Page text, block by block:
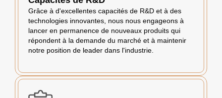
Grâce à d'excellentes capacités de R&D et à des
technologies innovantes, nous nous engageons à
lancer en permanence de nouveaux produits qui
répondent à la demande du marché et à maintenir
notre position de leader dans l'industrie.